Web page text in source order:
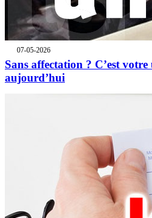
07-05-2026
Sans affectation ? C’est
aujourd’hui